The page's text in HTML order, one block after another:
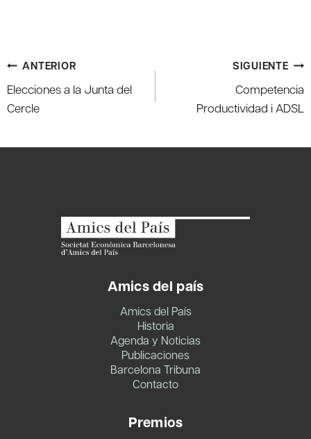
Navegación
de
entradas
ANTERIOR
Elecciones a la Junta del
Cercle
SIGUIENTE
Competencia
Productividad i ADSL
Amics del país
Amics del País
Historia
Agenda y Noticias
Publicaciones
Barcelona Tribuna
Contacto
Premios